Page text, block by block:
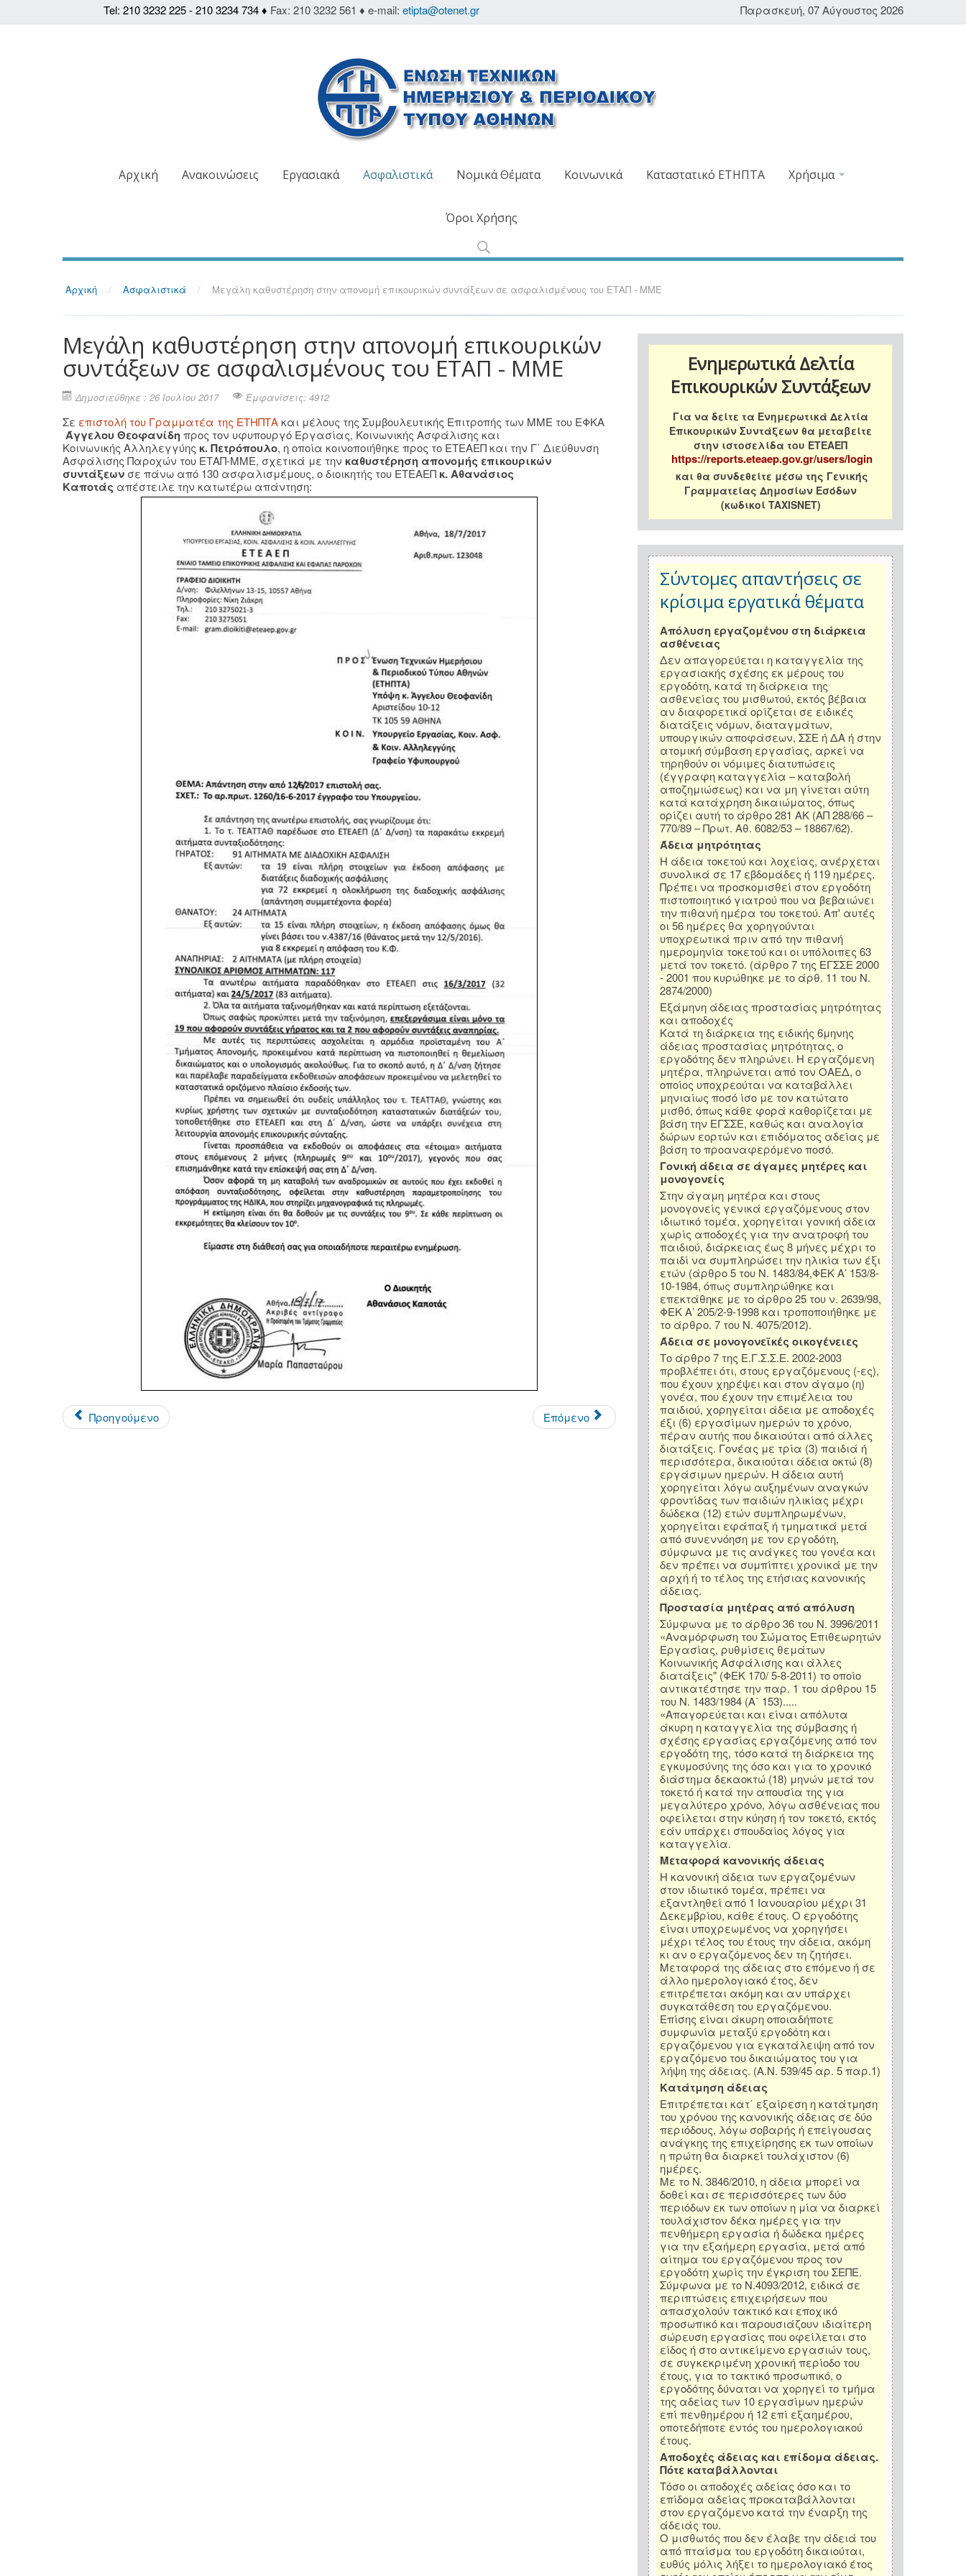
Παρασκευή, 07 Αύγουστος 2026
Tel: 210 3232 225 - 210 3234 734 ♦ Fax: 210 3232 561 ♦ e-mail: etipta@otenet.gr
Αρχική Ανακοινώσεις Εργασιακά Ασφαλιστικά Νομικά Θέματα Κοινωνικά Καταστατικό ΕΤΗΠΤΑ Χρήσιμα
Όροι Χρήσης
Αρχική / Ασφαλιστικά / Μεγάλη καθυστέρηση στην απονομή επικουρικών συντάξεων σε ασφαλισμένους του ΕΤΑΠ - ΜΜΕ
Μεγάλη καθυστέρηση στην απονομή επικουρικών
συντάξεων σε ασφαλισμένους του ΕΤΑΠ - ΜΜΕ
Δημοσιεύθηκε : 26 Ιουλίου 2017 Εμφανίσεις: 4912
Σε επιστολή του Γραμματέα της ΕΤΗΠΤΑκαι μέλους της Συμβουλευτικής Επιτροπής των ΜΜΕ του ΕΦΚΑ
Άγγελου Θεοφανίδηπρος τον υφυπουργό Εργασίας, Κοινωνικής Ασφάλισης και
Κοινωνικής Αλληλεγγύης κ. Πετρόπουλο, η οποία κοινοποιήθηκε προς το ΕΤΕΑΕΠ και την Γ΄ Διεύθυνση
Ασφάλισης Παροχών του ΕΤΑΠ-ΜΜΕ, σχετικά με την καθυστέρηση απονομής επικουρικών
συντάξεων σε πάνω από 130 ασφαλισμέμους, ο διοικητής του ΕΤΕΑΕΠ κ. Αθανάσιος
Καποτάς απέστειλε την κατωτέρω απάντηση:
Προηγούμενο Επόμενο
Ενημερωτικά Δελτία
Επικουρικών Συντάξεων
Για να δείτε τα Ενημερωτικά Δελτία
Επικουρικών Συντάξεων θα μεταβείτε
στην ιστοσελίδα του ΕΤΕΑΕΠ
https://reports.eteaep.gov.gr/users/login
και θα συνδεθείτε μέσω της Γενικής
Γραμματείας Δημοσίων Εσόδων
(κωδικοί TAXISNET)
Σύντομες απαντήσεις σε
κρίσιμα εργατικά θέματα
Απόλυση εργαζομένου στη διάρκεια
ασθένειας
Δεν απαγορεύεται η καταγγελία της
εργασιακής σχέσης εκ μέρους του
εργοδότη, κατά τη διάρκεια της
ασθενείας του μισθωτού, εκτός βέβαια
αν διαφορετικά ορίζεται σε ειδικές
διατάξεις νόμων, διαταγμάτων,
υπουργικών αποφάσεων, ΣΣΕ ή ΔΑ ή στην
ατομική σύμβαση εργασίας, αρκεί να
τηρηθούν οι νόμιμες διατυπώσεις
(έγγραφη καταγγελία – καταβολή
αποζημιώσεως) και να μη γίνεται αύτη
κατά κατάχρηση δικαιώματος, όπως
ορίζει αυτή το άρθρο 281 ΑΚ (ΑΠ 288/66 –
770/89 – Πρωτ. Αθ. 6082/53 – 18867/62).
Άδεια μητρότητας
Η άδεια τοκετού και λοχείας, ανέρχεται
συνολικά σε 17 εβδομάδες ή 119 ημέρες.
Πρέπει να προσκομισθεί στον εργοδότη
πιστοποιητικό γιατρού που να βεβαιώνει
την πιθανή ημέρα του τοκετού. Απ' αυτές
οι 56 ημέρες θα χορηγούνται
υποχρεωτικά πριν από την πιθανή
ημερομηνία τοκετού και οι υπόλοιπες 63
μετά τον τοκετό. (άρθρο 7 της ΕΓΣΣΕ 2000
- 2001 που κυρώθηκε με το άρθ. 11 του Ν.
2874/2000)
Εξάμηνη άδειας προστασίας μητρότητας
και αποδοχές
Κατά τη διάρκεια της ειδικής 6μηνης
άδειας προστασίας μητρότητας, ο
εργοδότης δεν πληρώνει. Η εργαζόμενη
μητέρα, πληρώνεται από τον ΟΑΕΔ, ο
οποίος υποχρεούται να καταβάλλει
μηνιαίως ποσό ίσο με τον κατώτατο
μισθό, όπως κάθε φορά καθορίζεται με
βάση την ΕΓΣΣΕ, καθώς και αναλογία
δώρων εορτών και επιδόματος αδείας με
βάση το προαναφερόμενο ποσό.
Γονική άδεια σε άγαμες μητέρες και
μονογονείς
Στην άγαμη μητέρα και στους
μονογονείς γενικά εργαζόμενους στον
ιδιωτικό τομέα, χορηγείται γονική άδεια
χωρίς αποδοχές για την ανατροφή του
παιδιού, διάρκειας έως 8 μήνες μέχρι το
παιδί να συμπληρώσει την ηλικία των έξι
ετών (άρθρο 5 του Ν. 1483/84,ΦΕΚ Α’ 153/8-
10-1984, όπως συμπληρώθηκε και
επεκτάθηκε με το άρθρο 25 του ν. 2639/98,
ΦΕΚ Α’ 205/2-9-1998 και τροποποιήθηκε με
το άρθρο. 7 του Ν. 4075/2012).
Άδεια σε μονογονεϊκές οικογένειες
Το άρθρο 7 της Ε.Γ.Σ.Σ.Ε. 2002-2003
προβλέπει ότι, στους εργαζόμενους (-ες),
που έχουν χηρέψει και στον άγαμο (η)
γονέα, που έχουν την επιμέλεια του
παιδιού, χορηγείται άδεια με αποδοχές
έξι (6) εργασίμων ημερών το χρόνο,
πέραν αυτής που δικαιούται από άλλες
διατάξεις. Γονέας με τρία (3) παιδιά ή
περισσότερα, δικαιούται άδεια οκτώ (8)
εργάσιμων ημερών. Η άδεια αυτή
χορηγείται λόγω αυξημένων αναγκών
φροντίδας των παιδιών ηλικίας μέχρι
δώδεκα (12) ετών συμπληρωμένων,
χορηγείται εφάπαξ ή τμηματικά μετά
από συνεννόηση με τον εργοδότη,
σύμφωνα με τις ανάγκες του γονέα και
δεν πρέπει να συμπίπτει χρονικά με την
αρχή ή το τέλος της ετήσιας κανονικής
άδειας.
Προστασία μητέρας από απόλυση
Σύμφωνα με το άρθρο 36 του Ν. 3996/2011
«Αναμόρφωση του Σώματος Επιθεωρητών
Εργασίας, ρυθμίσεις θεμάτων
Κοινωνικής Ασφάλισης και άλλες
διατάξεις" (ΦΕΚ 170/ 5-8-2011) το οποίο
αντικατέστησε την παρ. 1 του άρθρου 15
του Ν. 1483/1984 (Α΄ 153).....
«Απαγορεύεται και είναι απόλυτα
άκυρη η καταγγελία της σύμβασης ή
σχέσης εργασίας εργαζόμενης από τον
εργοδότη της, τόσο κατά τη διάρκεια της
εγκυμοσύνης της όσο και για το χρονικό
διάστημα δεκαοκτώ (18) μηνών μετά τον
τοκετό ή κατά την απουσία της για
μεγαλύτερο χρόνο, λόγω ασθένειας που
οφείλεται στην κύηση ή τον τοκετό, εκτός
εάν υπάρχει σπουδαίος λόγος για
καταγγελία.
Μεταφορά κανονικής άδειας
Η κανονική άδεια των εργαζομένων
στον ιδιωτικό τομέα, πρέπει να
εξαντληθεί από 1 Ιανουαρίου μέχρι 31
Δεκεμβρίου, κάθε έτους. Ο εργοδότης
είναι υποχρεωμένος να χορηγήσει
μέχρι τέλος του έτους την άδεια, ακόμη
κι αν ο εργαζόμενος δεν τη ζητήσει.
Μεταφορά της άδειας στο επόμενο ή σε
άλλο ημερολογιακό έτος, δεν
επιτρέπεται ακόμη και αν υπάρχει
συγκατάθεση του εργαζόμενου.
Επίσης είναι άκυρη οποιαδήποτε
συμφωνία μεταξύ εργοδότη και
εργαζόμενου για εγκατάλειψη από τον
εργαζόμενο του δικαιώματος του για
λήψη της άδειας. (Α.Ν. 539/45 αρ. 5 παρ.1)
Κατάτμηση άδειας
Επιτρέπεται κατ΄ εξαίρεση η κατάτμηση
του χρόνου της κανονικής άδειας σε δύο
περιόδους, λόγω σοβαρής ή επείγουσας
ανάγκης της επιχείρησης εκ των οποίων
η πρώτη θα διαρκεί τουλάχιστον (6)
ημέρες.
Με το Ν. 3846/2010, η άδεια μπορεί να
δοθεί και σε περισσότερες των δύο
περιόδων εκ των οποίων η μία να διαρκεί
τουλάχιστον δέκα ημέρες για την
πενθήμερη εργασία ή δώδεκα ημέρες
για την εξαήμερη εργασία, μετά από
αίτημα του εργαζόμενου προς τον
εργοδότη χωρίς την έγκριση του ΣΕΠΕ.
Σύμφωνα με το Ν.4093/2012, ειδικά σε
περιπτώσεις επιχειρήσεων που
απασχολούν τακτικό και εποχικό
προσωπικό και παρουσιάζουν ιδιαίτερη
σώρευση εργασίας που οφείλεται στο
είδος ή στο αντικείμενο εργασιών τους,
σε συγκεκριμένη χρονική περίοδο του
έτους, για το τακτικό προσωπικό, ο
εργοδότης δύναται να χορηγεί το τμήμα
της αδείας των 10 εργασίμων ημερών
επί πενθημέρου ή 12 επί εξαημέρου,
οποτεδήποτε εντός του ημερολογιακού
έτους.
Αποδοχές άδειας και επίδομα άδειας.
Πότε καταβάλλονται
Τόσο οι αποδοχές αδείας όσο και το
επίδομα αδείας προκαταβάλλονται
στον εργαζόμενο κατά την έναρξη της
άδειάς του.
Ο μισθωτός που δεν έλαβε την άδειά του
από πταίσμα του εργοδότη δικαιούται,
ευθύς μόλις λήξει το ημερολογιακό έτος